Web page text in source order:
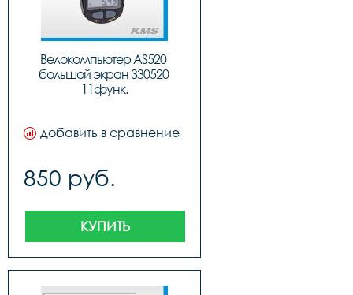
Велокомпьютер AS520
большой экран 330520
11функ.
добавить в сравнение
850 руб.
КУПИТЬ